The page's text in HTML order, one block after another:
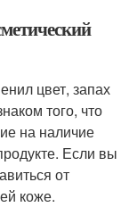
цвет, запах
того, что
на наличие
Если вы
от
коже.